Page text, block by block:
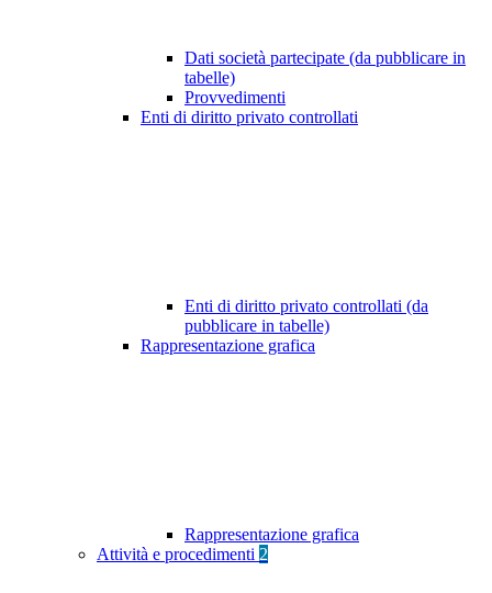
Dati società partecipate (da pubblicare in
tabelle)
Provvedimenti
Enti di diritto privato controllati
Enti di diritto privato controllati (da
pubblicare in tabelle)
Rappresentazione grafica
Rappresentazione grafica
Attività e procedimenti 2